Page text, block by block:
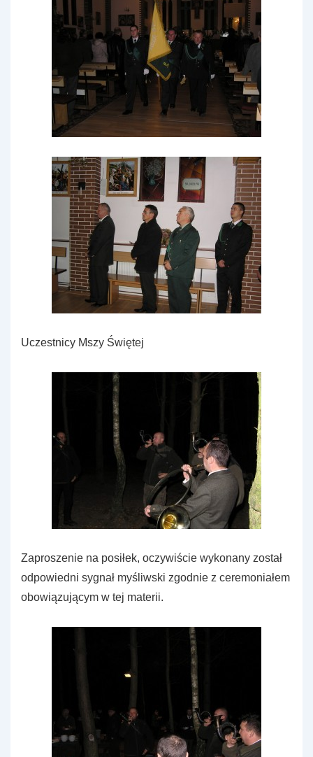
Uczestnicy Mszy Świętej
Zaproszenie na posiłek, oczywiście wykonany został
odpowiedni sygnał myśliwski zgodnie z ceremoniałem
obowiązującym w tej materii.